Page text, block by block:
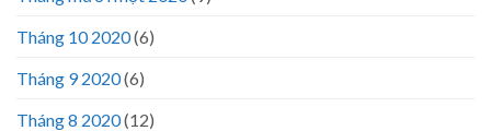
Tháng 10 2020(6)
Tháng 9 2020(6)
Tháng 8 2020(12)